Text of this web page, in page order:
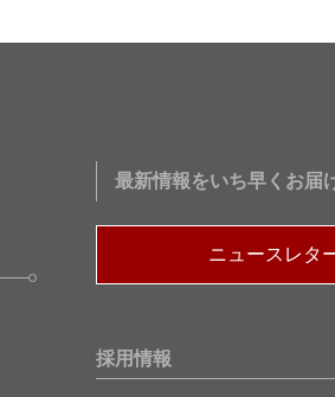
最新情報をいち早くお届
ニュースレタ
採用情報